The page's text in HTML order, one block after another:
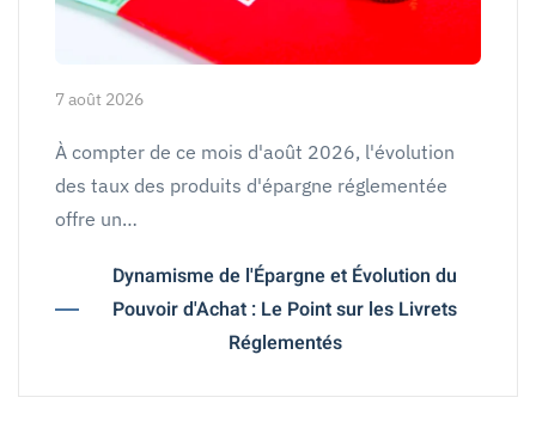
7 août 2026
À compter de ce mois d'août 2026, l'évolution
des taux des produits d'épargne réglementée
offre un…
Dynamisme de l'Épargne et Évolution du
Pouvoir d'Achat : Le Point sur les Livrets
Réglementés